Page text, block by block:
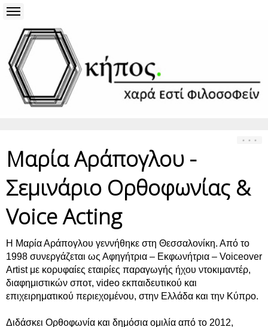
Μαρία Αράπογλου -
Σεμινάριο Ορθοφωνίας &
Voice Acting
Η Μαρία Αράπογλου γεννήθηκε στη Θεσσαλονίκη. Από το
1998 συνεργάζεται ως Αφηγήτρια – Εκφωνήτρια – Voiceover
Artist με κορυφαίες εταιρίες παραγωγής ήχου ντοκιμαντέρ,
διαφημιστικών σποτ, video εκπαιδευτικού και
επιχειρηματικού περιεχομένου, στην Ελλάδα και την Κύπρο.
Διδάσκει Ορθοφωνία και δημόσια ομιλία από το 2012,